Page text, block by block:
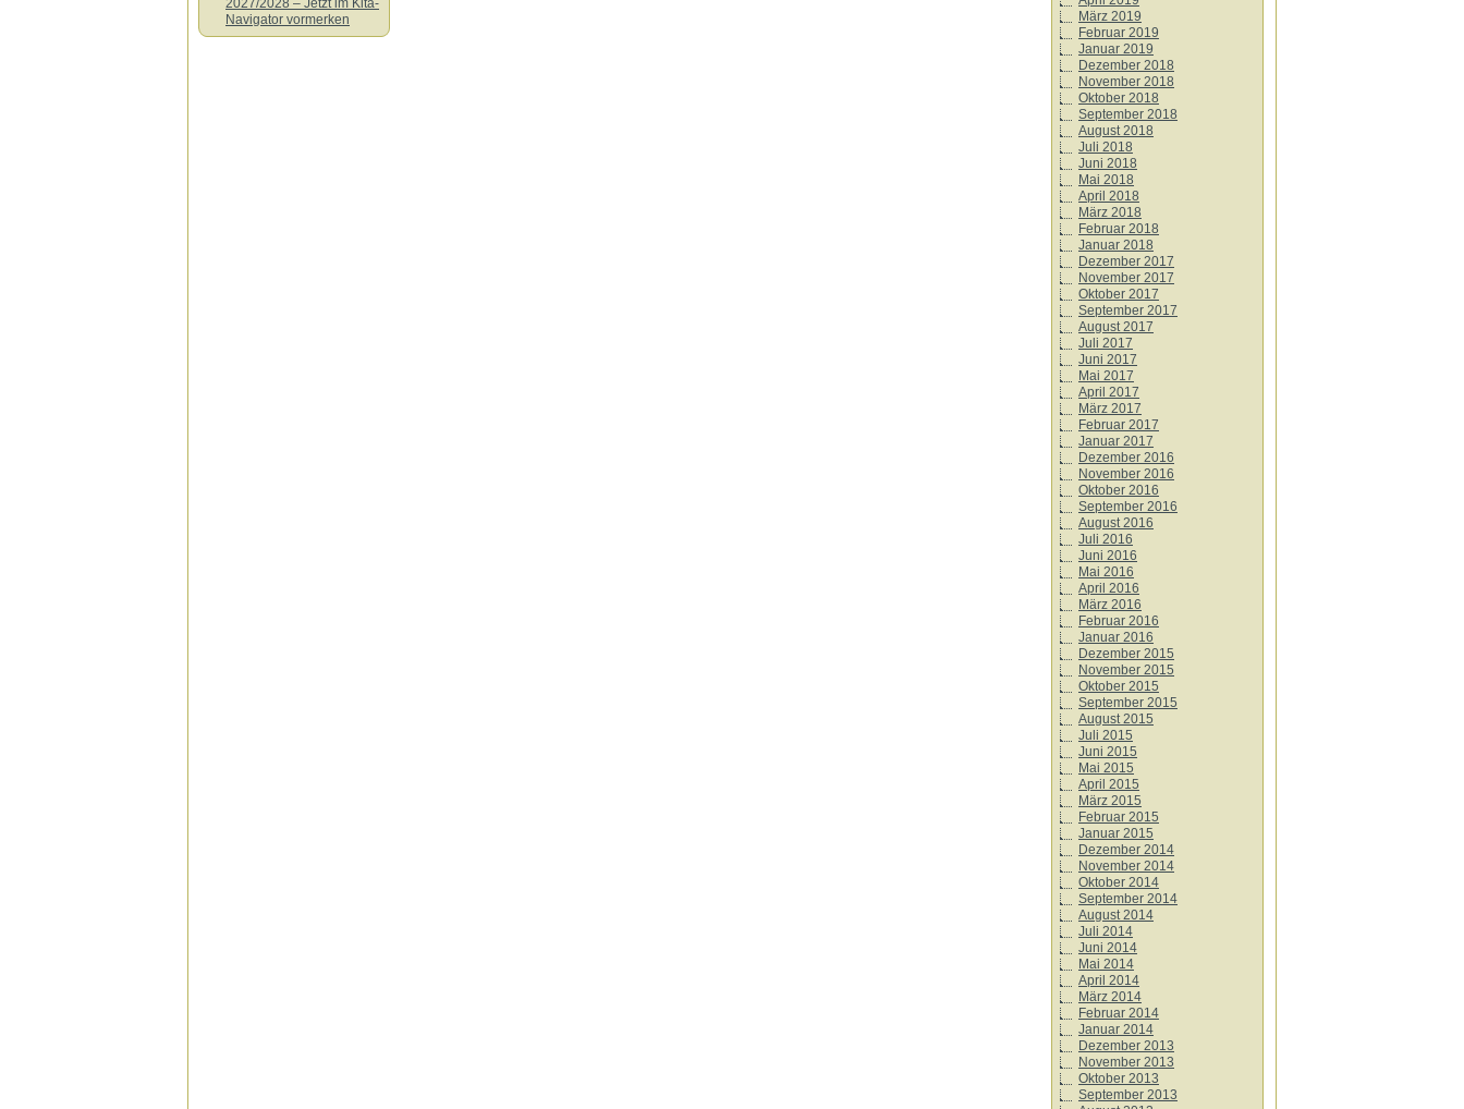
2027/2028 – Jetzt im Kita-
Navigator vormerken
März 2019
Februar 2019
Januar 2019
Dezember 2018
November 2018
Oktober 2018
September 2018
August 2018
Juli 2018
Juni 2018
Mai 2018
April 2018
März 2018
Februar 2018
Januar 2018
Dezember 2017
November 2017
Oktober 2017
September 2017
August 2017
Juli 2017
Juni 2017
Mai 2017
April 2017
März 2017
Februar 2017
Januar 2017
Dezember 2016
November 2016
Oktober 2016
September 2016
August 2016
Juli 2016
Juni 2016
Mai 2016
April 2016
März 2016
Februar 2016
Januar 2016
Dezember 2015
November 2015
Oktober 2015
September 2015
August 2015
Juli 2015
Juni 2015
Mai 2015
April 2015
März 2015
Februar 2015
Januar 2015
Dezember 2014
November 2014
Oktober 2014
September 2014
August 2014
Juli 2014
Juni 2014
Mai 2014
April 2014
März 2014
Februar 2014
Januar 2014
Dezember 2013
November 2013
Oktober 2013
September 2013